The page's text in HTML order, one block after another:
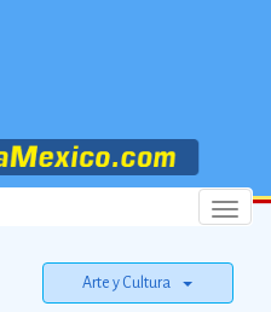
Menu
Arte y Cultura